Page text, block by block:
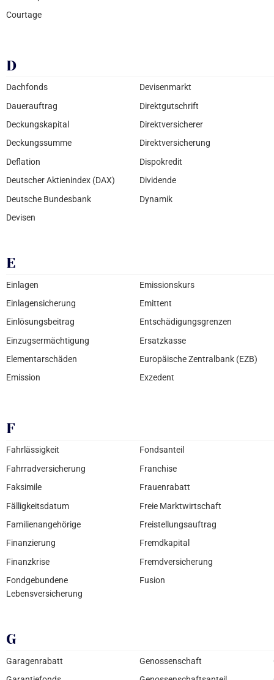
Courtage
D
Dachfonds
Dauerauftrag
Deckungskapital
Deckungssumme
Deflation
Deutscher Aktienindex (DAX)
Deutsche Bundesbank
Devisen
Devisenmarkt
Direktgutschrift
Direktversicherer
Direktversicherung
Dispokredit
Dividende
Dynamik
E
Einlagen
Einlagensicherung
Einlösungsbeitrag
Einzugsermächtigung
Elementarschäden
Emission
Emissionskurs
Emittent
Entschädigungsgrenzen
Ersatzkasse
Europäische Zentralbank (EZB)
Exzedent
F
Fahrlässigkeit
Fahrradversicherung
Faksimile
Fälligkeitsdatum
Familienangehörige
Finanzierung
Finanzkrise
Fondgebundene
Lebensversicherung
Fondsanteil
Franchise
Frauenrabatt
Freie Marktwirtschaft
Freistellungsauftrag
Fremdkapital
Fremdversicherung
Fusion
G
Garagenrabatt
Genossenschaft